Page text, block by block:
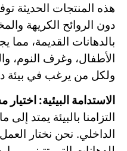
هذه المنتجات الحديثة
دون الروائح الكريهة
بالدهانات القديمة، مما
الأطفال، وغرف النوم،
ولكل من يرغب في بيئة
الاستدامة البيئية:
التزامنا بالبيئة يمتد
الداخلي. نحن نختار